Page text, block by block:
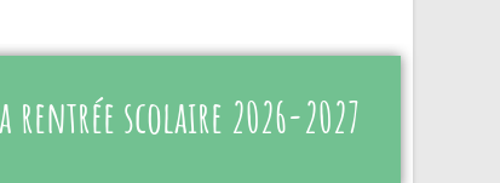
scolaire 2026-2027